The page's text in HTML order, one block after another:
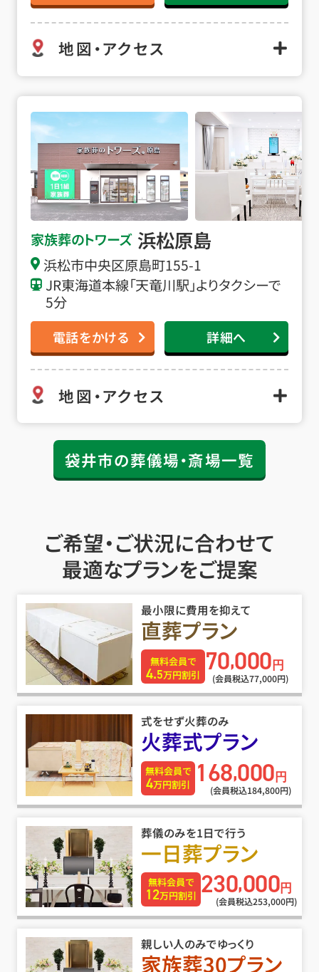
地図・アクセス
家族葬のトワーズ 浜松原島
浜松市中央区原島町155-1
JR東海道本線「天竜川駅」よりタクシーで
5分
電話をかける 詳細へ
地図・アクセス
袋井市の葬儀場・斎場一覧
ご希望・ご状況に合わせて
最適なプランをご提案
最小限に費用を抑えて
直葬プラン
無料会員で
4.5万円割引 70,000 円
(会員税込77,000円)
式をせず火葬のみ
火葬式プラン
無料会員で
4万円割引 168,000 円
(会員税込184,800円)
葬儀のみを1日で行う
一日葬プラン
無料会員で
12万円割引 230,000円
(会員税込253,000円)
親しい人のみでゆっくり
家族葬30プラン